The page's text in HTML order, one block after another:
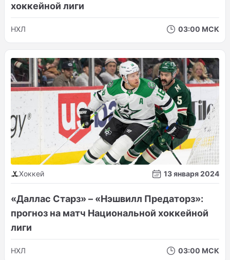
хоккейной лиги
НХЛ 03:00 МСК
Хоккей 13 января 2024
«Даллас Старз» – «Нэшвилл Предаторз»:
прогноз на матч Национальной хоккейной
лиги
НХЛ 03:00 МСК